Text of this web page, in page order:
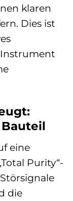
klaren
Dies ist
Instrument
eine
Purity“-
die